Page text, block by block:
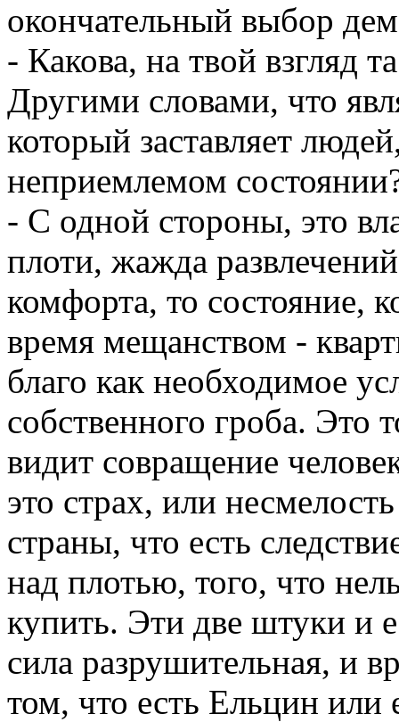
окончательный выбор
- Какова, на твой взгляд
Другими словами, что
который заставляет
неприемлемом
- С одной стороны, это
плоти, жажда
комфорта, то состояние,
время мещанством -
благо как необходимое
собственного гроба. Это
видит совращение
это страх, или
страны, что есть
над плотью, того, что
купить. Эти две штуки и
сила разрушительная, и
том, что есть Ельцин или